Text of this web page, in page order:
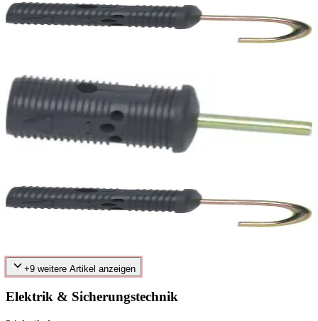
3,00 €
Easy System Stift 25mm
3,00 €
inkl. MwSt.
3,00 €
+9 weitere Artikel anzeigen
Elektrik & Sicherungstechnik